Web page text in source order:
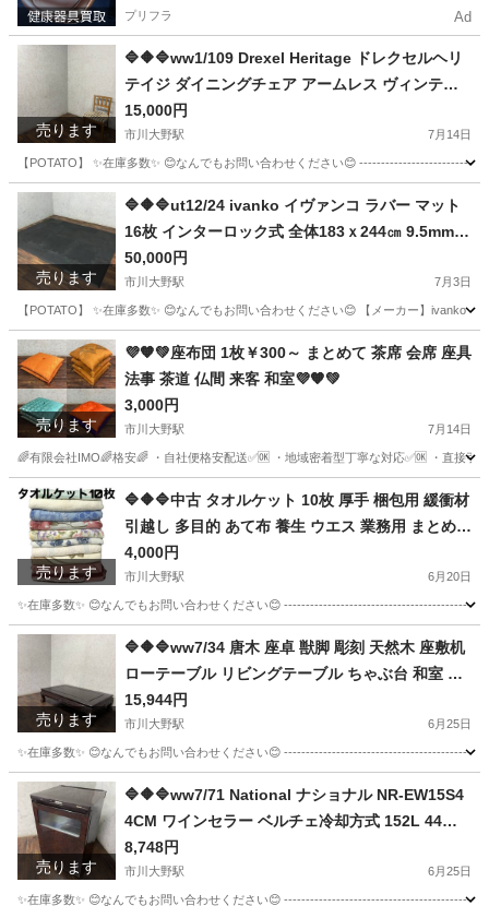
プリフラ Ad
売ります
🔷🔶🔷ww1/109 Drexel Heritage ドレクセルヘリ
テイジ ダイニングチェア アームレス ヴィンテー
ジ家具 クラシック マホガニー ★直接引取歓迎🔷
🔶🔷
15,000円
市川大野駅 7月14日
【POTATO】 ✨在庫多数✨ 😊なんでもお問い合わせください😊
千葉 市川市 市川大野駅 東京 椅子
売ります
🔷🔶🔷ut12/24 ivanko イヴァンコ ラバー マット
16枚 インターロック式 全体183ｘ244㎝ 9.5mm厚
ブラック フロアマット 直接引取り推奨⑦○🔷🔶🔷
50,000円
市川大野駅 7月3日
【POTATO】 ✨在庫多数✨ 😊なんでもお問い合わせください😊 【メーカー】
千葉 市川市 市川大野駅 フィットネス、トレーニング 東京
江東区 フィットネス、トレーニング イヴァンコ
売ります
💜🧡💚座布団 1枚￥300～ まとめて 茶席 会席 座具
法事 茶道 仏間 来客 和室💜🧡💚
3,000円
市川大野駅 7月14日
🌈有限会社IMO🌈格安🌈 ・自社便格安配送✅🆗 ・地域密着型丁寧な対応✅🆗 ・直接
千葉 市川市 市川大野駅 椅子 東京 墨田区 椅子
法事
売ります
🔷🔶🔷中古 タオルケット 10枚 厚手 梱包用 緩衝材
引越し 多目的 あて布 養生 ウエス 業務用 まとめて
★直接引取歓迎 ※千葉県市川市〇🔷🔶🔷
4,000円
市川大野駅 6月20日
✨在庫多数✨ 😊なんでもお問い合わせください😊
千葉 市川市 市川大野駅 その他 東京 墨田区 その他
売ります
🔷🔶🔷ww7/34 唐木 座卓 獣脚 彫刻 天然木 座敷机
ローテーブル リビングテーブル ちゃぶ台 和室 ★
直接引取歓迎◎🔷🔶🔷
15,944円
市川大野駅 6月25日
✨在庫多数✨ 😊なんでもお問い合わせください😊
千葉 市川市 市川大野駅
売ります
🔷🔶🔷ww7/71 National ナショナル NR-EW15S4
4CM ワインセラー ベルチェ冷却方式 152L 44本
収納 2005年製 家庭 家電 中古 ◇🔷🔶🔷
8,748円
市川大野駅 6月25日
✨在庫多数✨ 😊なんでもお問い合わせください😊